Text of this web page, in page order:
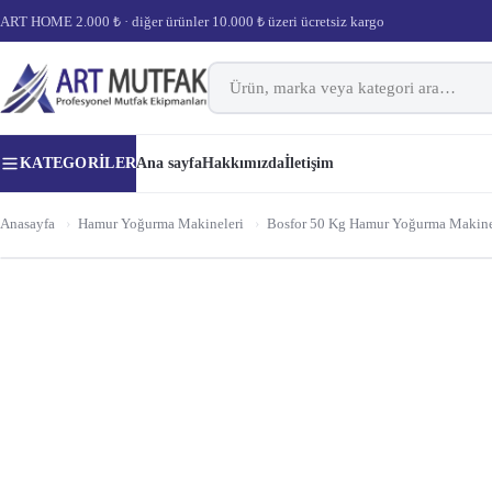
ART HOME 2.000 ₺ · diğer ürünler 10.000 ₺ üzeri ücretsiz kargo
KATEGORILERAna sayfaHakkımızdaİletişim
Anasayfa › Hamur Yoğurma Makineleri › Bosfor 50 Kg Hamur Yoğurma